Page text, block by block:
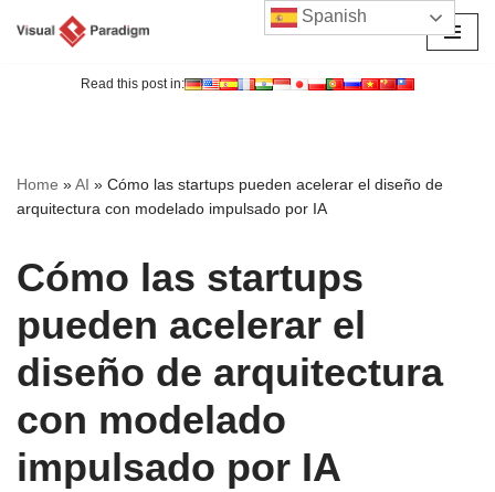
Read this post in:
Home »AI » Cómo las startups pueden acelerar el diseño de
arquitectura con modelado impulsado por IA
Cómo las startups
pueden acelerar el
diseño de arquitectura
con modelado
impulsado por IA
Spanish